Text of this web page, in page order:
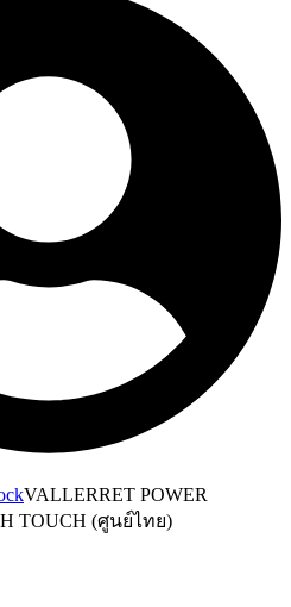
VALLERRET POWER
TOUCH (ศูนย์ไทย)